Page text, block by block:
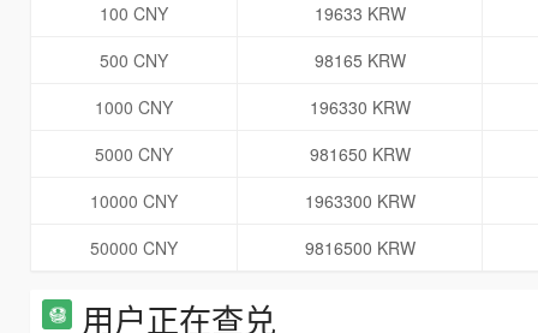
100 CNY
19633 KRW
500 CNY
98165 KRW
1000 CNY
196330 KRW
5000 CNY
981650 KRW
10000 CNY
1963300 KRW
50000 CNY
9816500 KRW
用户正在查兑